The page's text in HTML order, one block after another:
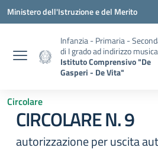
Vai ai contenuti
Vai al menu di navigazione
Vai al footer
Ministero dell'Istruzione e del Merito
Infanzia - Primaria -
di I grado ad indirizzo
Istituto Comprensivo "De
Gasperi - De Vita"
Circolare
CIRCOLARE N. 9
autorizzazione per uscita